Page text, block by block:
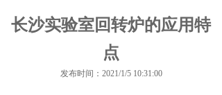
长沙实验室回转炉的应用特
点
发布时间：2021/1/5 10:31:00